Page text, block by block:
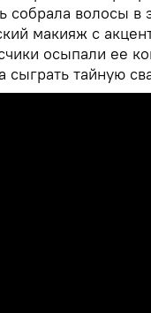
собрала волосы в
макияж с
осыпали ее
сыграть тайную